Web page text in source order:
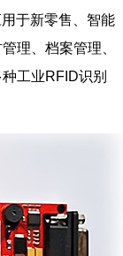
于新零售、智能
理、档案管理、
工业RFID识别